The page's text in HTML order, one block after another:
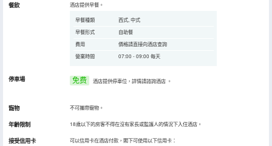
餐飲 酒店提供早餐。
早餐種類
西式, 中式
早餐形式
自助餐
費用
價格請直接向酒店查詢
營業時間
07:00 - 09:00 每天
停車場 免费 酒店提供停車位，詳情請諮詢酒店 。
寵物 不可攜帶寵物。
年齡限制 18歲以下的房客不得在沒有家長或監護人的情況下入住酒店。
接受信用卡 可以信用卡在酒店付款，閣下可使用以下信用卡：